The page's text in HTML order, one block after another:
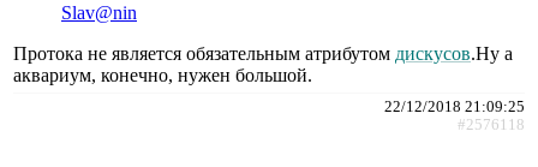
Slav@nin
Протока не является обязательным атрибутом дискусов.Ну а
аквариум, конечно, нужен большой.
22/12/2018 21:09:25
#2576118